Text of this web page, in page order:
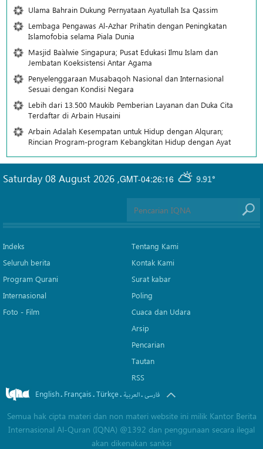
Ulama Bahrain Dukung Pernyataan Ayatullah Isa Qassim
Lembaga Pengawas Al-Azhar Prihatin dengan Peningkatan
Islamofobia selama Piala Dunia
Masjid Ba`alwie Singapura; Pusat Edukasi Ilmu Islam dan
Jembatan Koeksistensi Antar Agama
Penyelenggaraan Musabaqoh Nasional dan Internasional
Sesuai dengan Kondisi Negara
Lebih dari 13.500 Maukib Pemberian Layanan dan Duka Cita
Terdaftar di Arbain Husaini
Arbain Adalah Kesempatan untuk Hidup dengan Alquran;
Rincian Program-program Kebangkitan Hidup dengan Ayat
GMT-04:26:16 9.91°
Saturday 08 August 2026 ,
Indeks
Seluruh berita
Program Qurani
Internasional
Foto - Film
Tentang Kami
Kontak Kami
Surat kabar
Poling
Cuaca dan Udara
Arsip
Pencarian
Tautan
RSS
English. Français.Türkçe. العربیة.فارسی
Semua hak cipta materi dan non materi website ini milik Kantor Berita
Internasional Al-Quran (IQNA) @1392 dan penggunaan secara ilegal
akan dikenakan sanksi